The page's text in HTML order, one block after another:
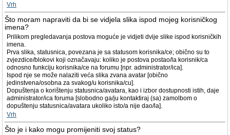
Vrh
Što moram napraviti da bi se vidjela slika ispod mojeg korisničkog
imena?
Prilikom pregledavanja postova moguće je vidjeti dvije slike ispod korisničkih
imena.
Prva slika, statusnica, povezana je sa statusom korisnika/ce; obično su to
zvjezdice/blokovi koji označavaju: koliko je postova postao/la korisnik/ca
odnosno funkciju korisnika/ce na forumu [npr. administrator/ica].
Ispod nje se može nalaziti veća slika zvana avatar [obično
jedinstvena/osobna za svakog/u korisnika/cu].
Dopuštenja o korištenju statusnica/avatara, kao i izbor dostupnosti istih, daje
administrator/ica foruma [slobodno ga/ju kontaktiraj (sa) zamolbom o
dopuštenju statusnica/avatara ukoliko isto/a nije dao/la].
Vrh
Što je i kako mogu promijeniti svoj status?